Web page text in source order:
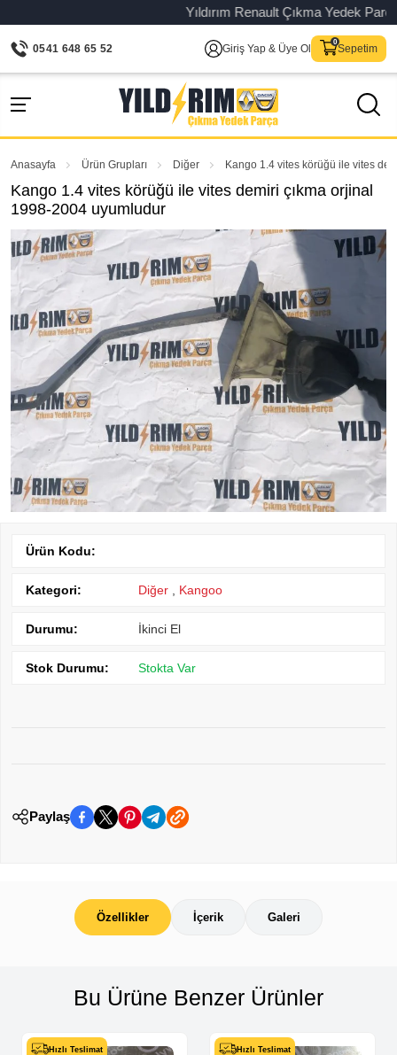
Yıldırım Renault Çıkma Yedek
0541 648 65 52 Giriş Yap & Üye Ol Sepetim
Anasayfa Ürün Grupları Diğer Kango 1.4 vites körüğü ile vites
Kango 1.4 vites körüğü ile vites demiri çıkma orjinal
1998-2004 uyumludur
Ürün Kodu:
Kategori: Diğer Kangoo
Durumu: İkinci El
Stok Durumu: Stokta Var
Paylaş
Özellikler İçerik Galeri
Bu Ürüne Benzer Ürünler
Hızlı Teslimat Hızlı Teslimat